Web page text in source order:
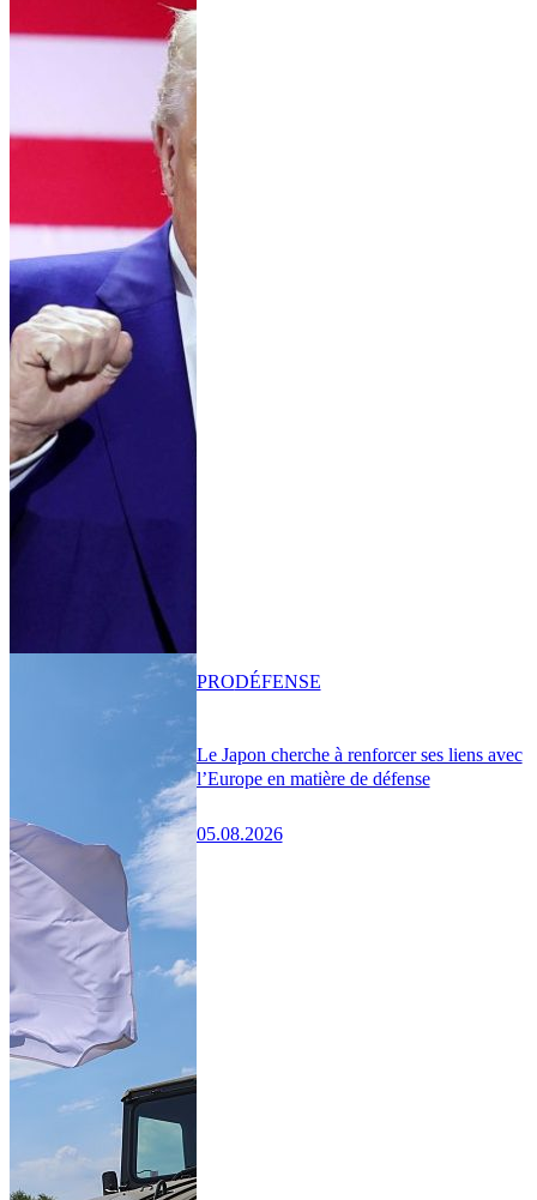
Le Japon cherche à renforcer ses liens avec
l’Europe en matière de défense
05.08.2026
PRODÉFENSE